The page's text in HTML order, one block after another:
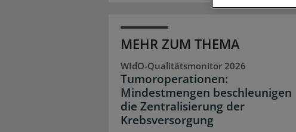
MEHR ZUM THEMA
WIdO-Qualitätsmonitor 2026
Tumoroperationen:
Mindestmengen beschleunigen
die Zentralisierung der
Krebsversorgung